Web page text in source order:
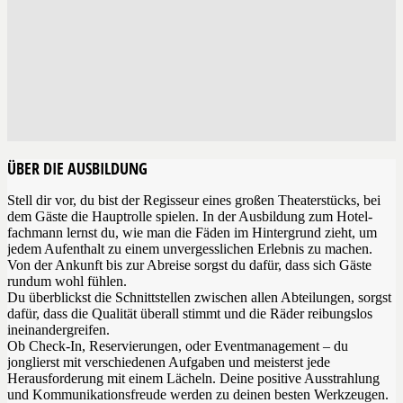
ÜBER DIE AUSBILDUNG
Stell dir vor, du bist der Regisseur eines großen Theaterstücks, bei
dem Gäste die Hauptrolle spielen. In der Ausbildung zum Hotel­
fachmann lernst du, wie man die Fäden im Hintergrund zieht, um
jedem Aufenthalt zu einem unvergesslichen Erlebnis zu machen.
Von der Ankunft bis zur Abreise sorgst du dafür, dass sich Gäste
rundum wohl fühlen.
Du überblickst die Schnittstellen zwischen allen Abteilungen, sorgst
dafür, dass die Qualität überall stimmt und die Räder reibungslos
ineinandergreifen.
Ob Check-In, Reservierungen, oder Eventmanagement – du
jonglierst mit verschiedenen Aufgaben und meisterst jede
Herausforderung mit einem Lächeln. Deine positive Ausstrahlung
und Kommunikationsfreude werden zu deinen besten Werkzeugen.